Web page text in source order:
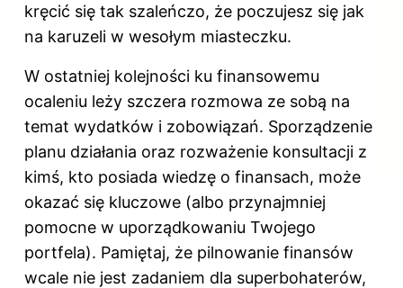
kręcić się tak szaleńczo, że poczujesz się jak
na karuzeli w wesołym miasteczku.
W ostatniej kolejności ku finansowemu
ocaleniu leży szczera rozmowa ze sobą na
temat wydatków i zobowiązań. Sporządzenie
planu działania oraz rozważenie konsultacji z
kimś, kto posiada wiedzę o finansach, może
okazać się kluczowe (albo przynajmniej
pomocne w uporządkowaniu Twojego
portfela). Pamiętaj, że pilnowanie finansów
wcale nie jest zadaniem dla superbohaterów,